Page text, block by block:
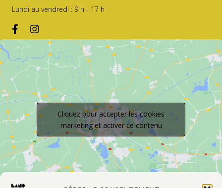
Lundi au vendredi : 9 h - 17 h
Cliquez pour accepter les cookies
marketing et activer ce contenu